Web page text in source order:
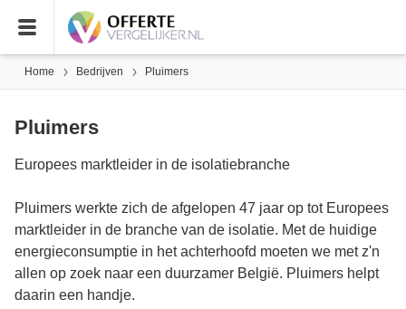
Home Bedrijven Pluimers
Pluimers
Europees marktleider in de isolatiebranche
Pluimers werkte zich de afgelopen 47 jaar op tot Europees
marktleider in de branche van de isolatie. Met de huidige
energieconsumptie in het achterhoofd moeten we met z'n
allen op zoek naar een duurzamer België. Pluimers helpt
daarin een handje.